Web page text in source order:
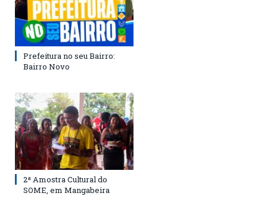
Prefeitura no seu Bairro:
Bairro Novo
2ª Amostra Cultural do
SOME, em Mangabeira